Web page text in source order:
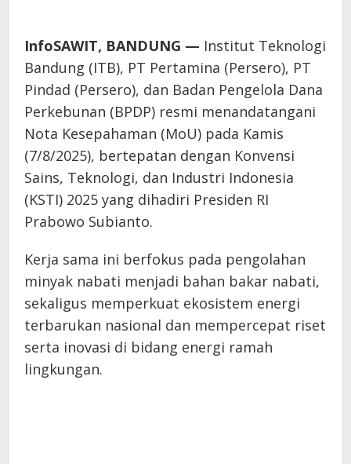
InfoSAWIT, BANDUNG — Institut Teknologi
Bandung (ITB), PT Pertamina (Persero), PT
Pindad (Persero), dan Badan Pengelola Dana
Perkebunan (BPDP) resmi menandatangani
Nota Kesepahaman (MoU) pada Kamis
(7/8/2025), bertepatan dengan Konvensi
Sains, Teknologi, dan Industri Indonesia
(KSTI) 2025 yang dihadiri Presiden RI
Prabowo Subianto.
Kerja sama ini berfokus pada pengolahan
minyak nabati menjadi bahan bakar nabati,
sekaligus memperkuat ekosistem energi
terbarukan nasional dan mempercepat riset
serta inovasi di bidang energi ramah
lingkungan.